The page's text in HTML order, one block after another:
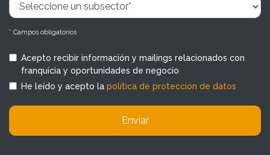
* Campos obligatorios
Acepto recibir información y mailings relacionados con
franquicia y oportunidades de negocio
He leído y acepto la política de protección de datos
Enviar